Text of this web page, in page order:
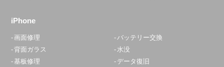
iPhone
画面修理
バッテリー交換
背面ガラス
水没
基板修理
データ復旧